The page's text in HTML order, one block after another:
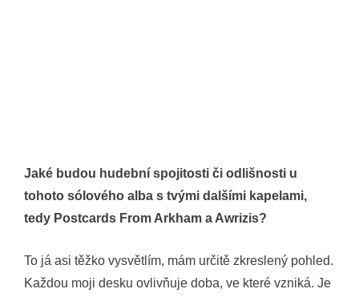
Jaké budou hudební spojitosti či odlišnosti u
tohoto sólového alba s tvými dalšími kapelami,
tedy Postcards From Arkham a Awrizis?
To já asi těžko vysvětlím, mám určitě zkreslený pohled.
Každou moji desku ovlivňuje doba, ve které vzniká. Je